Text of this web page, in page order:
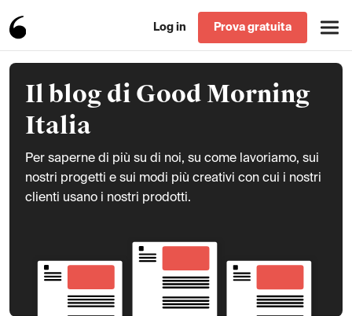
Log in Prova gratuita
Il blog di Good Morning
Italia
Per saperne di più su di noi, su come lavoriamo, sui
nostri progetti e sui modi più creativi con cui i nostri
clienti usano i nostri prodotti.